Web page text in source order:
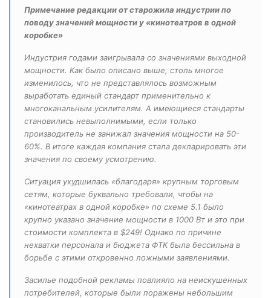
Примечание редакции от старожила индустрии по
поводу значений мощности у «кинотеатров в одной
коробке»
Индустрия годами заигрывала со значениями выходной
мощности. Как было описано выше, столь многое
изменилось, что не представлялось возможным
выработать единый стандарт применительно к
многоканальным усилителям. А имеющиеся стандарты
становились невыполнимыми, если только
производитель не занижал значения мощности на 50-
60%. В итоге каждая компания стала декларировать эти
значения по своему усмотрению.
Ситуация ухудшилась «благодаря» крупным торговым
сетям, которые буквально требовали, чтобы на
«кинотеатрах в одной коробке» по схеме 5.1 было
крупно указано значение мощности в 1000 Вт и это при
стоимости комплекта в $249! Однако по причине
нехватки персонала и бюджета ФТК была бессильна в
борьбе с этими откровенно ложными заявлениями.
Засилье подобной рекламы повлияло на неискушенных
потребителей, которые были поражены небольшим